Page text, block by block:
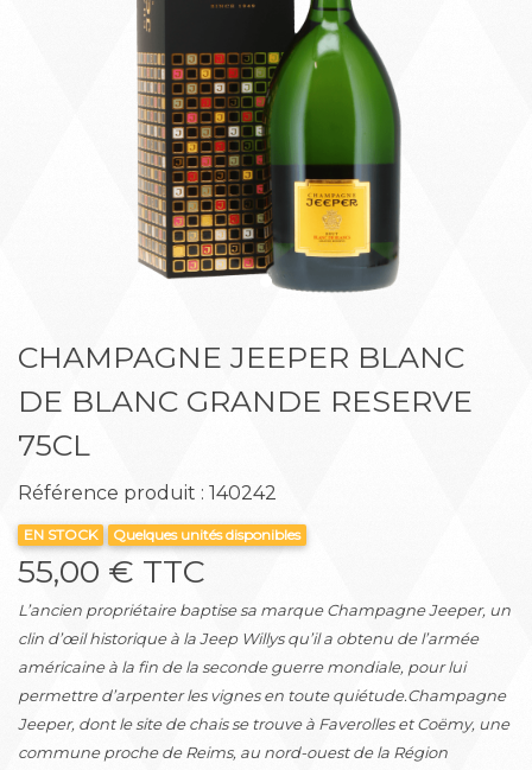
Précédent
CHAMPAGNE JEEPER BLANC
DE BLANC GRANDE RESERVE
75CL
Référence produit : 140242
EN STOCK Quelques unités disponibles
55,00 € TTC
L’ancien propriétaire baptise sa marque Champagne Jeeper, un
clin d’œil historique à la Jeep Willys qu’il a obtenu de l’armée
américaine à la fin de la seconde guerre mondiale, pour lui
permettre d’arpenter les vignes en toute quiétude.Champagne
Jeeper, dont le site de chais se trouve à Faverolles et Coëmy, une
commune proche de Reims, au nord-ouest de la Région